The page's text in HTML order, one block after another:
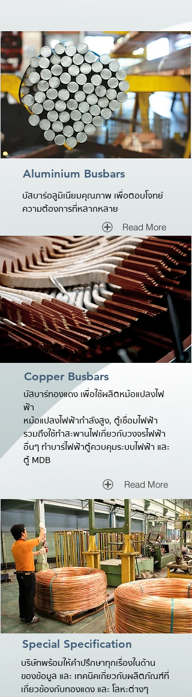
Aluminium Busbars
บัสบาร์อลูมิเนียมคุณภาพ เพื่อตอบโจทย์
ความต้องการที่หลากหลาย
Read More
Copper Busbars
บัสบาร์ทองแดง เพื่อใช้ผลิตหม้อแปลงไฟ
ฟ้า
หม้อแปลงไฟฟ้ากำลังสูง, ตู้เชื่อมไฟฟ้า
รวมถึงใช้ทำสะพานไฟเกี่ยวกับวงจรไฟฟ้า
อื่นๆ ทำบาร์ไฟฟ้าตู้ควบคุมระบบไฟฟ้า และ
ตู้ MDB
Read More
Special Specification
บริษัทพร้อมให้คำปรึกษาทุกเรื่องในด้าน
ของข้อมูล และ เทคนิคเกี่ยวกับผลิตภัณฑ์ที่
เกี่ยวข้องกับทองแดง และ โลหะต่างๆ